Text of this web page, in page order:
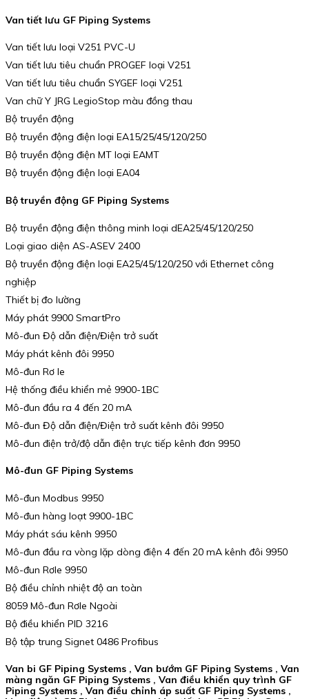
Van tiết lưu GF Piping Systems
Van tiết lưu loại V251 PVC-U
Van tiết lưu tiêu chuẩn PROGEF loại V251
Van tiết lưu tiêu chuẩn SYGEF loại V251
Van chữ Y JRG LegioStop màu đồng thau
Bộ truyền động
Bộ truyền động điện loại EA15/25/45/120/250
Bộ truyền động điện MT loại EAMT
Bộ truyền động điện loại EA04
Bộ truyền động GF Piping Systems
Bộ truyền động điện thông minh loại dEA25/45/120/250
Loại giao diện AS-ASEV 2400
Bộ truyền động điện loại EA25/45/120/250 với Ethernet công
nghiệp
Thiết bị đo lường
Máy phát 9900 SmartPro
Mô-đun Độ dẫn điện/Điện trở suất
Máy phát kênh đôi 9950
Mô-đun Rơ le
Hệ thống điều khiển mẻ 9900-1BC
Mô-đun đầu ra 4 đến 20 mA
Mô-đun Độ dẫn điện/Điện trở suất kênh đôi 9950
Mô-đun điện trở/độ dẫn điện trực tiếp kênh đơn 9950
Mô-đun GF Piping Systems
Mô-đun Modbus 9950
Mô-đun hàng loạt 9900-1BC
Máy phát sáu kênh 9950
Mô-đun đầu ra vòng lặp dòng điện 4 đến 20 mA kênh đôi 9950
Mô-đun Rơle 9950
Bộ điều chỉnh nhiệt độ an toàn
8059 Mô-đun Rơle Ngoài
Bộ điều khiển PID 3216
Bộ tập trung Signet 0486 Profibus
Van bi GF Piping Systems , Van bướm GF Piping Systems , Van
màng ngăn GF Piping Systems , Van điều khiển quy trình GF
Piping Systems , Van điều chỉnh áp suất GF Piping Systems ,